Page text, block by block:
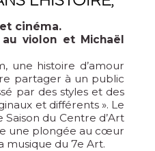
cinéma.
violon et Michaël
une histoire d’amour
partager à un public
par des styles et des
et différents ». Le
du Centre d’Art
une plongée au cœur
musique du 7e Art.